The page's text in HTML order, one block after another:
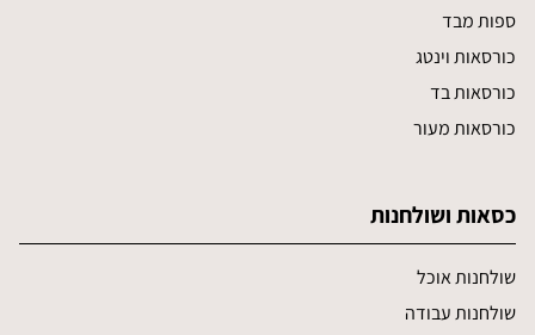
ספות מבד
כורסאות וינטג
כורסאות בד
כורסאות מעור
כסאות ושולחנות
שולחנות אוכל
שולחנות עבודה